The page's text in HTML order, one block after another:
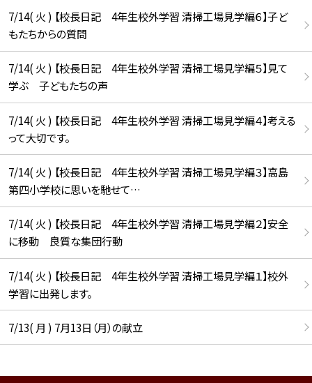
7/14( 火 ) 【校長日記 4年生校外学習 清掃工場見学編６】子ど
もたちからの質問
7/14( 火 ) 【校長日記 4年生校外学習 清掃工場見学編５】見て
学ぶ 子どもたちの声
7/14( 火 ) 【校長日記 4年生校外学習 清掃工場見学編４】考える
って大切です。
7/14( 火 ) 【校長日記 4年生校外学習 清掃工場見学編３】高島
第四小学校に思いを馳せて…
7/14( 火 ) 【校長日記 4年生校外学習 清掃工場見学編２】安全
に移動 良質な集団行動
7/14( 火 ) 【校長日記 4年生校外学習 清掃工場見学編１】校外
学習に出発します。
7/13( 月 ) 7月13日（月）の献立